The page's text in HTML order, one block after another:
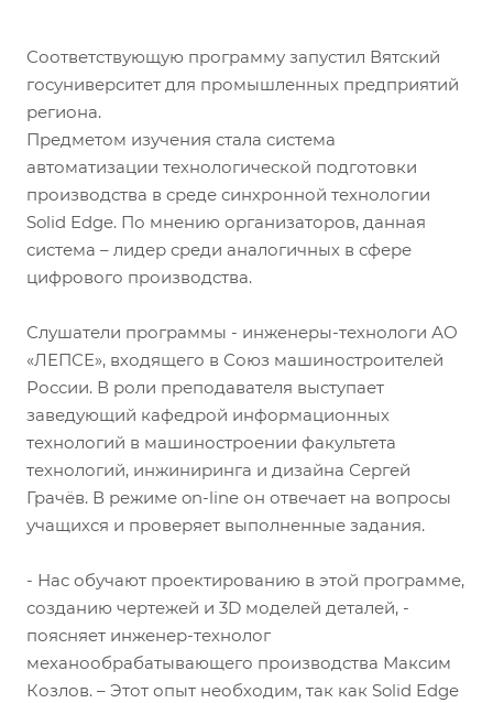
Соответствующую программу запустил Вятский
госуниверситет для промышленных предприятий
региона.
Предметом изучения стала система
автоматизации технологической подготовки
производства в среде синхронной технологии
Solid Edge. По мнению организаторов, данная
система – лидер среди аналогичных в сфере
цифрового производства.
Слушатели программы - инженеры-технологи АО
«ЛЕПСЕ», входящего в Союз машиностроителей
России. В роли преподавателя выступает
заведующий кафедрой информационных
технологий в машиностроении факультета
технологий, инжиниринга и дизайна Сергей
Грачёв. В режиме on-line он отвечает на вопросы
учащихся и проверяет выполненные задания.
- Нас обучают проектированию в этой программе,
созданию чертежей и 3D моделей деталей, -
поясняет инженер-технолог
механообрабатывающего производства Максим
Козлов. – Этот опыт необходим, так как Solid Edge